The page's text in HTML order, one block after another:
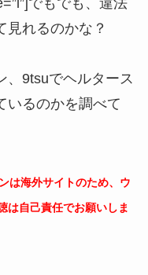
見れるのかな？
、9tsuでヘルタース
いるのかを調べて
は海外サイトのため、ウ
は自己責任でお願いしま